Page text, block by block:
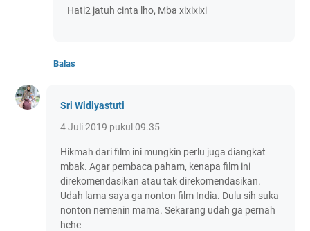
Hati2 jatuh cinta lho, Mba xixixixi
Balas
Sri Widiyastuti
4 Juli 2019 pukul 09.35
Hikmah dari film ini mungkin perlu juga diangkat
mbak. Agar pembaca paham, kenapa film ini
direkomendasikan atau tak direkomendasikan.
Udah lama saya ga nonton film India. Dulu sih suka
nonton nemenin mama. Sekarang udah ga pernah
hehe